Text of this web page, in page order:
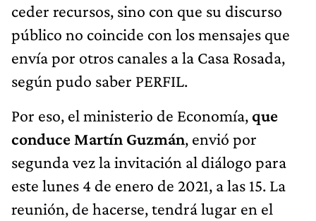
ceder recursos, sino con que su discurso
público no coincide con los mensajes que
envía por otros canales a la Casa Rosada,
según pudo saber PERFIL.
Por eso, el ministerio de Economía, que
conduce Martín Guzmán, envió por
segunda vez la invitación al diálogo para
este lunes 4 de enero de 2021, a las 15. La
reunión, de hacerse, tendrá lugar en el